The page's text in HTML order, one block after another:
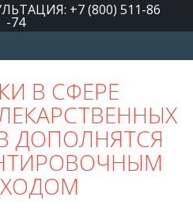
+7 (800) 511-86
-74
В СФЕРЕ
ДОПОЛНЯТСЯ